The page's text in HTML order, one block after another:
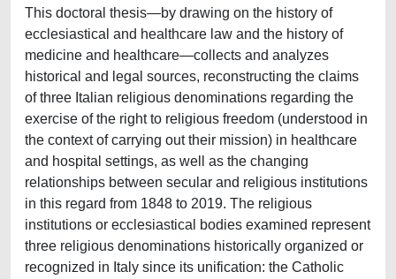
This doctoral thesis—by drawing on the history of
ecclesiastical and healthcare law and the history of
medicine and healthcare—collects and analyzes
historical and legal sources, reconstructing the claims
of three Italian religious denominations regarding the
exercise of the right to religious freedom (understood in
the context of carrying out their mission) in healthcare
and hospital settings, as well as the changing
relationships between secular and religious institutions
in this regard from 1848 to 2019. The religious
institutions or ecclesiastical bodies examined represent
three religious denominations historically organized or
recognized in Italy since its unification: the Catholic